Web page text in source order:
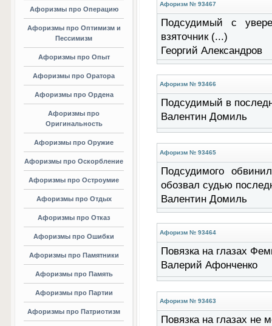
Афоризмы про Операцию
Афоризмы про Оптимизм и
Пессимизм
Афоризмы про Опыт
Афоризмы про Оратора
Афоризмы про Ордена
Афоризмы про
Оригинальность
Афоризмы про Оружие
Афоризмы про Оскорбление
Афоризмы про Остроумие
Афоризмы про Отдых
Афоризмы про Отказ
Афоризмы про Ошибки
Афоризмы про Памятники
Афоризмы про Память
Афоризмы про Партии
Афоризмы про Патриотизм
Афоризм № 93467
Подсудимый с
взяточник (...)
Георгий Александров
Афоризм № 93466
Подсудимый в
Валентин Домиль
Афоризм № 93465
Подсудимого
обозвал судью
Валентин Домиль
Афоризм № 93464
Повязка на глазах
Валерий Афонченко
Афоризм № 93463
Повязка на глазах